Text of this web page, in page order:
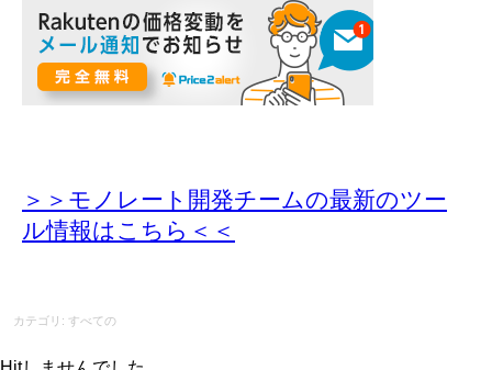
＞＞モノレート開発チームの最新のツー
ル情報はこちら＜＜
カテゴリ: すべての